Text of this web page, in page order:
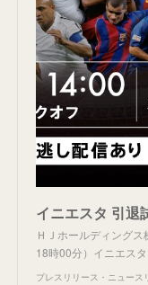
ＨＪホールディング
18時00分）イニエス
プレスリリース・ニュー